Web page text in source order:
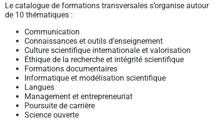
Le catalogue de formations transversales s’organise autour
de 10 thématiques :
Communication
Connaissances et outils d’enseignement
Culture scientifique internationale et valorisation
Éthique de la recherche et intégrité scientifique
Formations documentaires
Informatique et modélisation scientifique
Langues
Management et entrepreneuriat
Poursuite de carrière
Science ouverte